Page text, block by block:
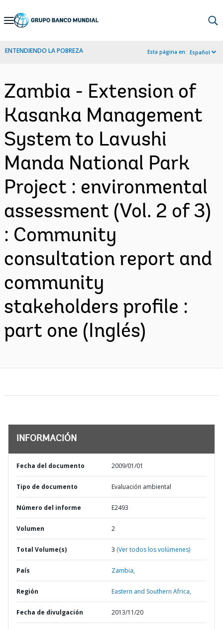
Skip
Navigation
ENTENDIENDO LA POBREZA Esta página en: Español
Zambia - Extension of
Kasanka Management
System to Lavushi
Manda National Park
Project : environmental
assessment (Vol. 2 of 3)
: Community
consultation report and
community
stakeholders profile :
part one (Inglés)
INFORMACIÓN
Fecha del documento 2009/01/01
Tipo de documento Evaluación ambiental
Número del informe E2493
Volumen 2
Total Volume(s) 3 (Ver todos los volúmenes)
País Zambia,
Región Eastern and Southern Africa,
Fecha de divulgación 2013/11/20